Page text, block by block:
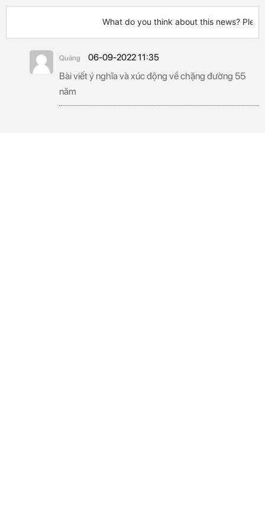
What do you think about this news?
Quảng 06-09-2022 11:35
Bài viết ý nghĩa và xúc động về chặng đường 55
năm